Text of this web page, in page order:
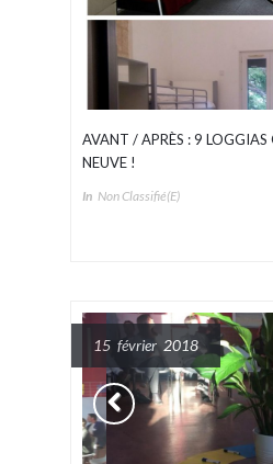
AVANT / APRÈS : 9
NEUVE !
In Non Classifié(e)
15 février 2018